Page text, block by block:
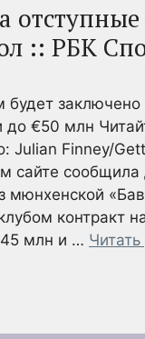
:: РБК
до €50 млн
Julian Finney/
сайте сообщила
мюнхенской
контракт
млн и …